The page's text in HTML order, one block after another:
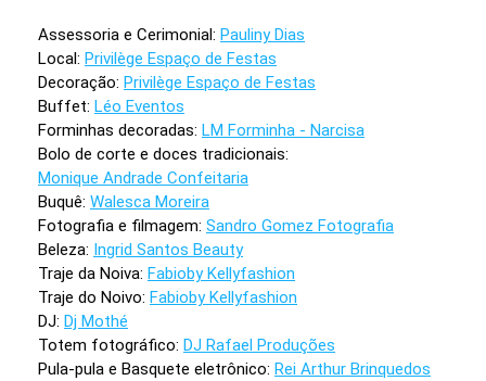
Assessoria e Cerimonial: Pauliny Dias
Local: Privilège Espaço de Festas
Decoração: Privilège Espaço de Festas
Buffet: Léo Eventos
Forminhas decoradas: LM Forminha - Narcisa
Bolo de corte e doces tradicionais:
Monique Andrade Confeitaria
Buquê: Walesca Moreira
Fotografia e filmagem: Sandro Gomez Fotografia
Beleza: Ingrid Santos Beauty
Traje da Noiva: Fabioby Kellyfashion
Traje do Noivo: Fabioby Kellyfashion
DJ: Dj Mothé
Totem fotográfico: DJ Rafael Produções
Pula-pula e Basquete eletrônico: Rei Arthur Brinquedos